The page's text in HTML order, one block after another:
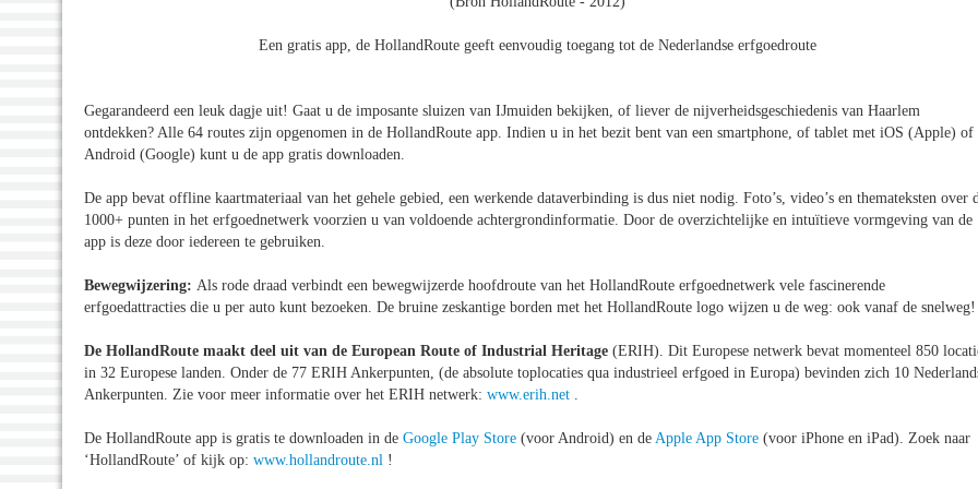
Een gratis app, de HollandRoute geeft eenvoudig toegang tot de Nederlandse erfgoedroute
Gegarandeerd een leuk dagje uit! Gaat u de imposante sluizen van IJmuiden bekijken, of liever de nijverheidsgeschiedenis van Haarlem
ontdekken? Alle 64 routes zijn opgenomen in de HollandRoute app. Indien u in het bezit bent van een smartphone, of tablet met iOS (Apple) of
Android (Google) kunt u de app gratis downloaden.
De app bevat offline kaartmateriaal van het gehele gebied, een werkende dataverbinding is dus niet nodig. Foto’s, video’s en themateksten over
1000+ punten in het erfgoednetwerk voorzien u van voldoende achtergrondinformatie. Door de overzichtelijke en intuïtieve vormgeving van de
app is deze door iedereen te gebruiken.
Bewegwijzering: Als rode draad verbindt een bewegwijzerde hoofdroute van het HollandRoute erfgoednetwerk vele fascinerende
erfgoedattracties die u per auto kunt bezoeken. De bruine zeskantige borden met het HollandRoute logo wijzen u de weg: ook vanaf de snelweg!
De HollandRoute maakt deel uit van de European Route of Industrial Heritage (ERIH). Dit Europese netwerk bevat momenteel 850
in 32 Europese landen. Onder de 77 ERIH Ankerpunten, (de absolute toplocaties qua industrieel erfgoed in Europa) bevinden zich 10
Ankerpunten. Zie voor meer informatie over het ERIH netwerk: www.erih.net
De HollandRoute app is gratis te downloaden in de Google Play Store (voor Android) en de Apple App Store (voor iPhone en iPad). Zoek naar
‘HollandRoute’ of kijk op: www.hollandroute.nl !